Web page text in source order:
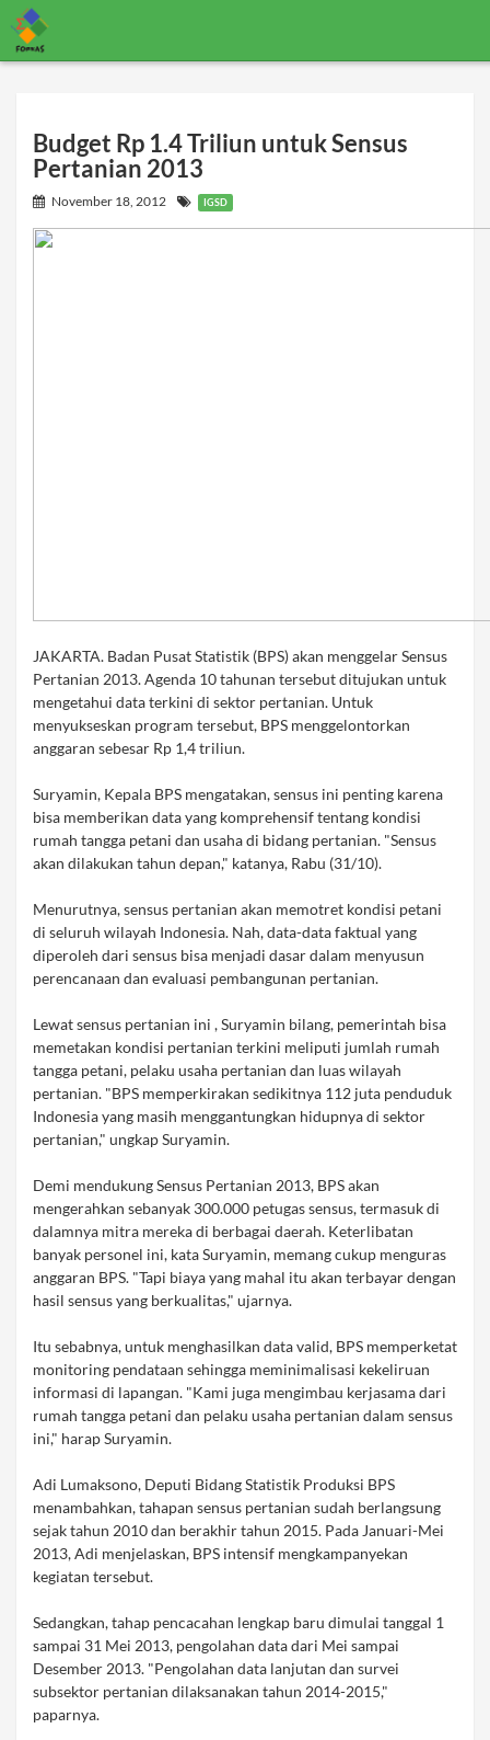
Budget Rp 1.4 Triliun untuk Sensus
Pertanian 2013
November 18, 2012 IGSD
JAKARTA. Badan Pusat Statistik (BPS) akan menggelar Sensus
Pertanian 2013. Agenda 10 tahunan tersebut ditujukan untuk
mengetahui data terkini di sektor pertanian. Untuk
menyukseskan program tersebut, BPS menggelontorkan
anggaran sebesar Rp 1,4 triliun.
Suryamin, Kepala BPS mengatakan, sensus ini penting karena
bisa memberikan data yang komprehensif tentang kondisi
rumah tangga petani dan usaha di bidang pertanian. "Sensus
akan dilakukan tahun depan," katanya, Rabu (31/10).
Menurutnya, sensus pertanian akan memotret kondisi petani
di seluruh wilayah Indonesia. Nah, data-data faktual yang
diperoleh dari sensus bisa menjadi dasar dalam menyusun
perencanaan dan evaluasi pembangunan pertanian.
Lewat sensus pertanian ini , Suryamin bilang, pemerintah bisa
memetakan kondisi pertanian terkini meliputi jumlah rumah
tangga petani, pelaku usaha pertanian dan luas wilayah
pertanian. "BPS memperkirakan sedikitnya 112 juta penduduk
Indonesia yang masih menggantungkan hidupnya di sektor
pertanian," ungkap Suryamin.
Demi mendukung Sensus Pertanian 2013, BPS akan
mengerahkan sebanyak 300.000 petugas sensus, termasuk di
dalamnya mitra mereka di berbagai daerah. Keterlibatan
banyak personel ini, kata Suryamin, memang cukup menguras
anggaran BPS. "Tapi biaya yang mahal itu akan terbayar dengan
hasil sensus yang berkualitas," ujarnya.
Itu sebabnya, untuk menghasilkan data valid, BPS memperketat
monitoring pendataan sehingga meminimalisasi kekeliruan
informasi di lapangan. "Kami juga mengimbau kerjasama dari
rumah tangga petani dan pelaku usaha pertanian dalam sensus
ini," harap Suryamin.
Adi Lumaksono, Deputi Bidang Statistik Produksi BPS
menambahkan, tahapan sensus pertanian sudah berlangsung
sejak tahun 2010 dan berakhir tahun 2015. Pada Januari-Mei
2013, Adi menjelaskan, BPS intensif mengkampanyekan
kegiatan tersebut.
Sedangkan, tahap pencacahan lengkap baru dimulai tanggal 1
sampai 31 Mei 2013, pengolahan data dari Mei sampai
Desember 2013. "Pengolahan data lanjutan dan survei
subsektor pertanian dilaksanakan tahun 2014-2015,"
paparnya.